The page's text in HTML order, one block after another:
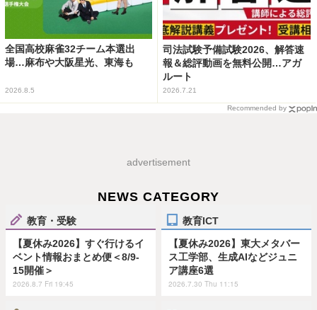
全国高校麻雀32チーム本選出
場…麻布や大阪星光、東海も
2026.8.5
司法試験予備試験2026、解答速
報＆総評動画を無料公開…アガ
ルート
2026.7.21
Recommended by
advertisement
NEWS CATEGORY
教育・受験
【夏休み2026】すぐ行けるイ
ベント情報おまとめ便＜8/9-
15開催＞
2026.8.7 Fri 19:45
教育ICT
【夏休み2026】東大メタバー
ス工学部、生成AIなどジュニ
ア講座6選
2026.7.30 Thu 11:15